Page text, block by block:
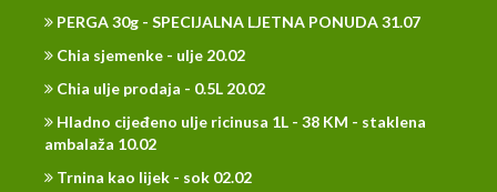
PERGA 30g - SPECIJALNA LJETNA PONUDA 31.07
Chia sjemenke - ulje 20.02
Chia ulje prodaja - 0.5L 20.02
Hladno cijeđeno ulje ricinusa 1L - 38 KM - staklena
ambalaža 10.02
Trnina kao lijek - sok 02.02